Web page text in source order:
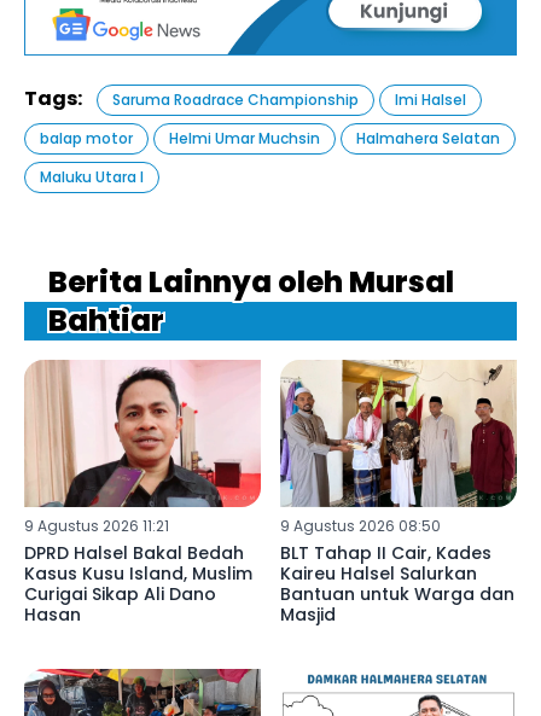
Tags: Saruma Roadrace Championship
Imi Halsel
balap motor
Helmi Umar Muchsin
Halmahera Selatan
Maluku Utara l
Berita Lainnya oleh Mursal
Bahtiar
9 Agustus 2026 11:21
DPRD Halsel Bakal Bedah
Kasus Kusu Island, Muslim
Curigai Sikap Ali Dano
Hasan
9 Agustus 2026 08:50
BLT Tahap II Cair, Kades
Kaireu Halsel Salurkan
Bantuan untuk Warga dan
Masjid